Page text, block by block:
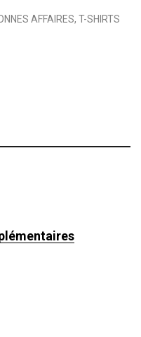
AFFAIRES, T-SHIRTS